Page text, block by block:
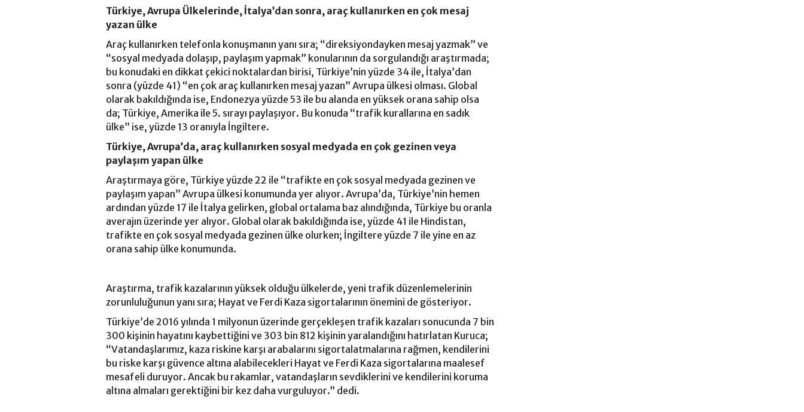
Türkiye, Avrupa Ülkelerinde, İtalya’dan sonra, araç kullanırken en çok mesaj
yazan ülke
Araç kullanırken telefonla konuşmanın yanı sıra; “direksiyondayken mesaj yazmak” ve
“sosyal medyada dolaşıp, paylaşım yapmak” konularının da sorgulandığı araştırmada;
bu konudaki en dikkat çekici noktalardan birisi, Türkiye’nin yüzde 34 ile, İtalya’dan
sonra (yüzde 41) “en çok araç kullanırken mesaj yazan” Avrupa ülkesi olması. Global
olarak bakıldığında ise, Endonezya yüzde 53 ile bu alanda en yüksek orana sahip olsa
da; Türkiye, Amerika ile 5. sırayı paylaşıyor. Bu konuda “trafik kurallarına en sadık
ülke” ise, yüzde 13 oranıyla İngiltere.
Türkiye, Avrupa’da, araç kullanırken sosyal medyada en çok gezinen veya
paylaşım yapan ülke
Araştırmaya göre, Türkiye yüzde 22 ile “trafikte en çok sosyal medyada gezinen ve
paylaşım yapan” Avrupa ülkesi konumunda yer alıyor. Avrupa’da, Türkiye’nin hemen
ardından yüzde 17 ile İtalya gelirken, global ortalama baz alındığında, Türkiye bu oranla
averajın üzerinde yer alıyor. Global olarak bakıldığında ise, yüzde 41 ile Hindistan,
trafikte en çok sosyal medyada gezinen ülke olurken; İngiltere yüzde 7 ile yine en az
orana sahip ülke konumunda.
Araştırma, trafik kazalarının yüksek olduğu ülkelerde, yeni trafik düzenlemelerinin
zorunluluğunun yanı sıra; Hayat ve Ferdi Kaza sigortalarının önemini de gösteriyor.
Türkiye’de 2016 yılında 1 milyonun üzerinde gerçekleşen trafik kazaları sonucunda 7 bin
300 kişinin hayatını kaybettiğini ve 303 bin 812 kişinin yaralandığını hatırlatan Kuruca;
“Vatandaşlarımız, kaza riskine karşı arabalarını sigortalatmalarına rağmen, kendilerini
bu riske karşı güvence altına alabilecekleri Hayat ve Ferdi Kaza sigortalarına maalesef
mesafeli duruyor. Ancak bu rakamlar, vatandaşların sevdiklerini ve kendilerini koruma
altına almaları gerektiğini bir kez daha vurguluyor.” dedi.